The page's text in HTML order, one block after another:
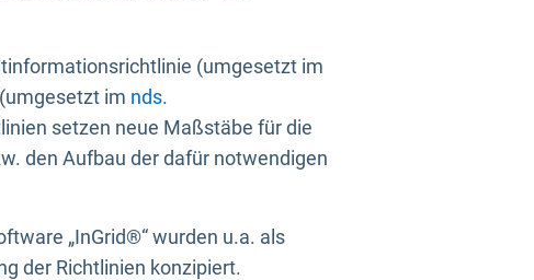
(umgesetzt im
im nds.
setzen neue Maßstäbe für die
den Aufbau der dafür notwendigen
„InGrid®“ wurden u.a. als
der Richtlinien konzipiert.